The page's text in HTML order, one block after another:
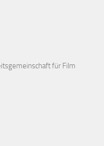
für Film